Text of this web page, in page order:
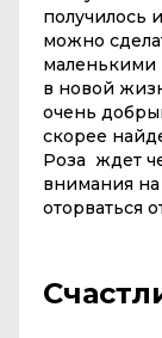
получилось
можно
маленькими
в новой
очень
скорее
Роза ждет
внимания на
оторваться